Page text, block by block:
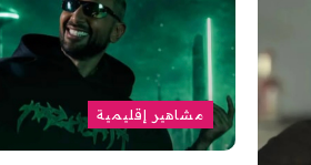
مشاهير إقليمية